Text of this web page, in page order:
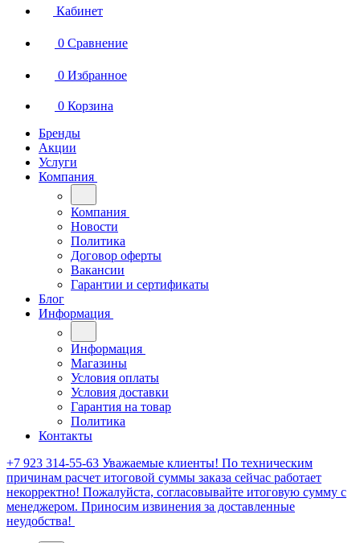
Кабинет
0 Сравнение
0 Избранное
0 Корзина
Бренды
Акции
Услуги
Компания
Компания
Новости
Политика
Договор оферты
Вакансии
Гарантии и сертификаты
Блог
Информация
Информация
Магазины
Условия оплаты
Условия доставки
Гарантия на товар
Политика
Контакты
+7 923 314-55-63 Уважаемые клиенты! По техническим
причинам расчет итоговой суммы заказа сейчас работает
некорректно! Пожалуйста, согласовывайте итоговую сумму с
менеджером. Приносим извинения за доставленные
неудобства!